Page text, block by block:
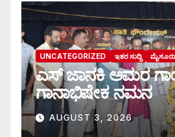
UNCATEGORIZED ಇತರ ಸುದ್ದಿ ಮೈಸೂರು
ಎಸ್ ಜಾನಕಿ ಅಮರ
ಗಾನಾಭಿಷೇಕ ನಮನ
AUGUST 3, 2026